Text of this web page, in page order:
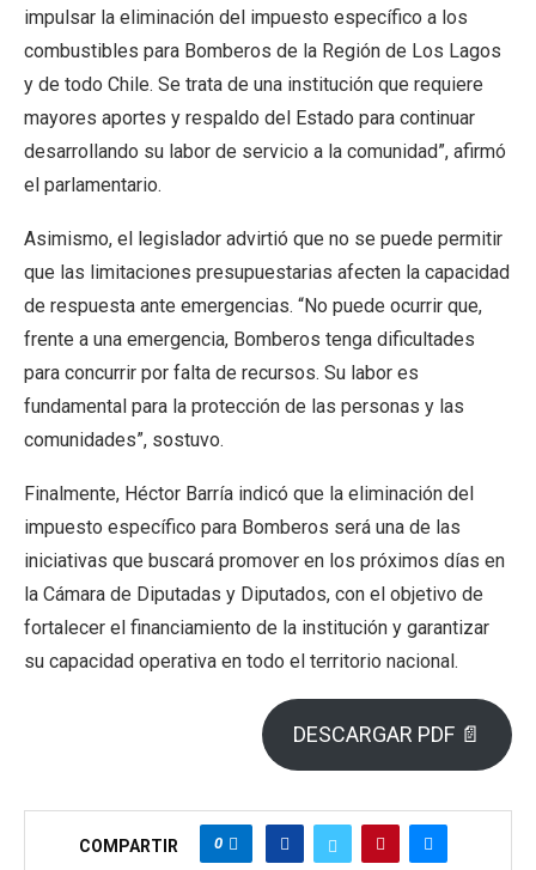
impulsar la eliminación del impuesto específico a los
combustibles para Bomberos de la Región de Los Lagos
y de todo Chile. Se trata de una institución que requiere
mayores aportes y respaldo del Estado para continuar
desarrollando su labor de servicio a la comunidad”, afirmó
el parlamentario.
Asimismo, el legislador advirtió que no se puede permitir
que las limitaciones presupuestarias afecten la capacidad
de respuesta ante emergencias. “No puede ocurrir que,
frente a una emergencia, Bomberos tenga dificultades
para concurrir por falta de recursos. Su labor es
fundamental para la protección de las personas y las
comunidades”, sostuvo.
Finalmente, Héctor Barría indicó que la eliminación del
impuesto específico para Bomberos será una de las
iniciativas que buscará promover en los próximos días en
la Cámara de Diputadas y Diputados, con el objetivo de
fortalecer el financiamiento de la institución y garantizar
su capacidad operativa en todo el territorio nacional.
DESCARGAR PDF 📄
COMPARTIR 0